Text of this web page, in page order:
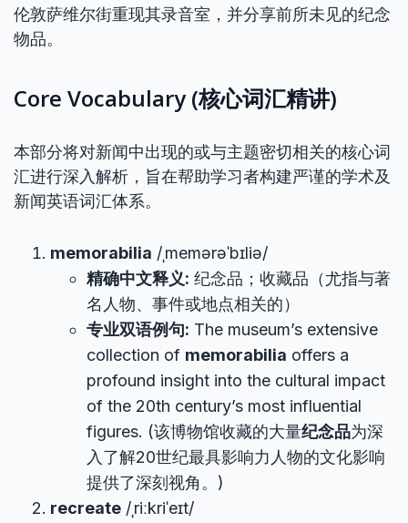
伦敦萨维尔街重现其录音室，并分享前所未见的纪念
物品。
Core Vocabulary (核心词汇精讲)
本部分将对新闻中出现的或与主题密切相关的核心词
汇进行深入解析，旨在帮助学习者构建严谨的学术及
新闻英语词汇体系。
memorabilia /ˌmemərəˈbɪliə/
精确中文释义: 纪念品；收藏品（尤指与著
名人物、事件或地点相关的）
专业双语例句: The museum’s extensive
collection of memorabilia offers a
profound insight into the cultural impact
of the 20th century’s most influential
figures. (该博物馆收藏的大量纪念品为深
入了解20世纪最具影响力人物的文化影响
提供了深刻视角。)
recreate /ˌriːkriˈeɪt/